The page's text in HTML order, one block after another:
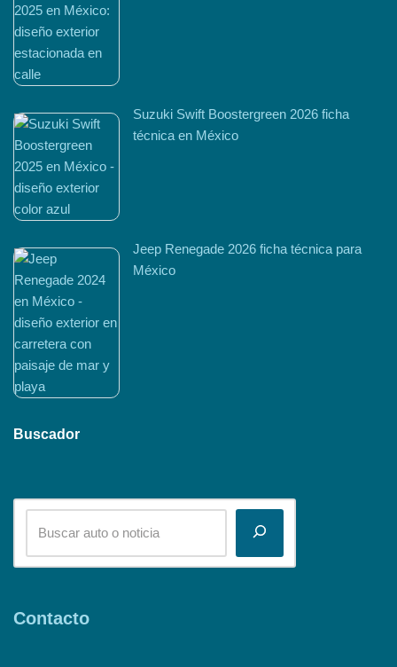
Suzuki Swift Boostergreen 2026 ficha
técnica en México
Jeep Renegade 2026 ficha técnica para
México
Buscador
Contacto